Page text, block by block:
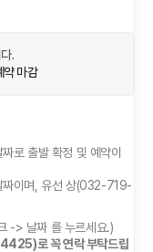
.
약 마감
로 출발 확정 및 예약이
짜이며, 유선 상(032-719-
-> 날짜 를 누르세요.)
로 꼭 연락 부탁드립